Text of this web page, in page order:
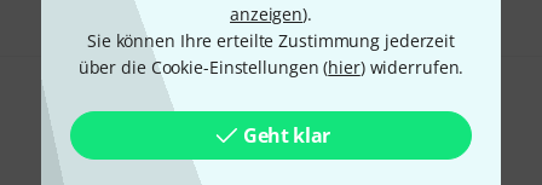
anzeigen).
Sie können Ihre erteilte Zustimmung jederzeit
über die Cookie-Einstellungen (hier) widerrufen.
Geht klar